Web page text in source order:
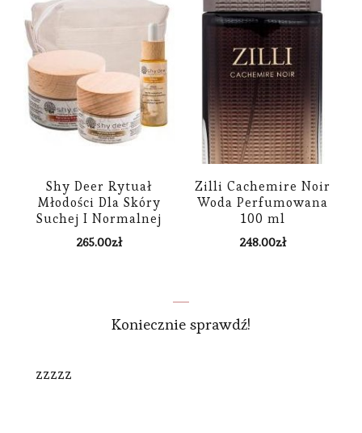
Shy Deer Rytuał
Młodości Dla Skóry
Suchej I Normalnej
Zestaw Krem 50 Ml +
Naturalny Krem Dla
265.00zł
Zilli Cachemire Noir
Woda Perfumowana
100 ml
248.00zł
Koniecznie sprawdź!
zzzzz